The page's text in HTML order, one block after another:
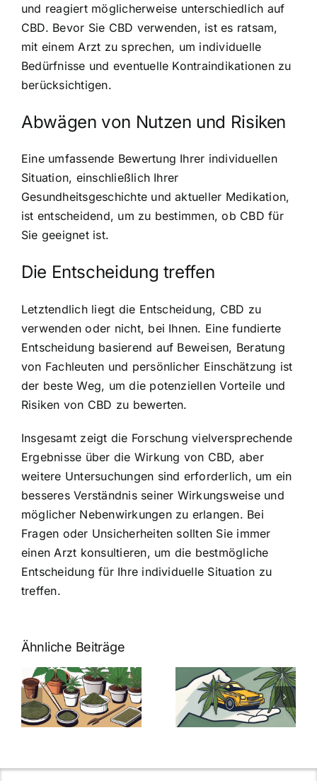
und reagiert möglicherweise unterschiedlich auf
CBD. Bevor Sie CBD verwenden, ist es ratsam,
mit einem Arzt zu sprechen, um individuelle
Bedürfnisse und eventuelle Kontraindikationen zu
berücksichtigen.
Abwägen von Nutzen und Risiken
Eine umfassende Bewertung Ihrer individuellen
Situation, einschließlich Ihrer
Gesundheitsgeschichte und aktueller Medikation,
ist entscheidend, um zu bestimmen, ob CBD für
Sie geeignet ist.
Die Entscheidung treffen
Letztendlich liegt die Entscheidung, CBD zu
verwenden oder nicht, bei Ihnen. Eine fundierte
Entscheidung basierend auf Beweisen, Beratung
von Fachleuten und persönlicher Einschätzung ist
der beste Weg, um die potenziellen Vorteile und
Risiken von CBD zu bewerten.
Insgesamt zeigt die Forschung vielversprechende
Ergebnisse über die Wirkung von CBD, aber
weitere Untersuchungen sind erforderlich, um ein
besseres Verständnis seiner Wirkungsweise und
möglicher Nebenwirkungen zu erlangen. Bei
Fragen oder Unsicherheiten sollten Sie immer
einen Arzt konsultieren, um die bestmögliche
Entscheidung für Ihre individuelle Situation zu
treffen.
Ähnliche Beiträge
Neue THC-
Grenzwert-
Regelung:
Was Sie über
Cannabis und
müssen
Cannabis
Samen
kaufen: Alles
was Sie